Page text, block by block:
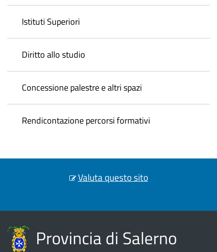
Istituti Superiori
Diritto allo studio
Concessione palestre e altri spazi
Rendicontazione percorsi formativi
Valuta questo sito
Provincia di Salerno